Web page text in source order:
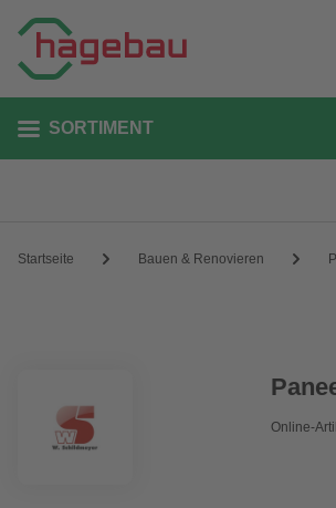
SORTIMENT
Startseite Bauen & Renovieren
Online-